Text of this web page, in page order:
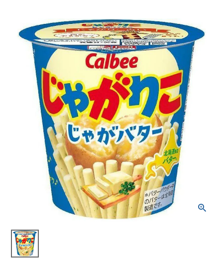
search
tune絞り込んで検索する
ACCOUNT MENU
ようこそ ゲスト 様
ログイン person 会員登録
新着商品
医薬品
健康食品
化粧品